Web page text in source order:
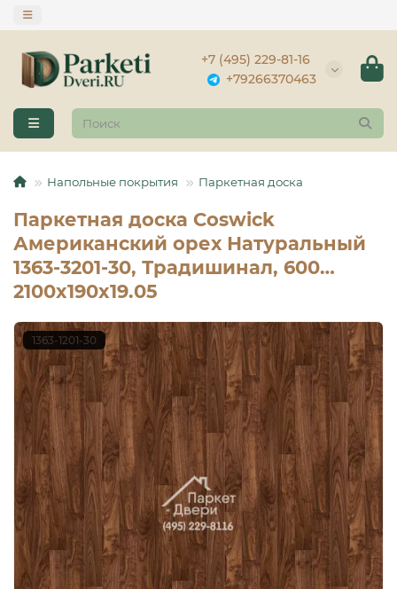
+7 (495) 229-81-16
+79266370463
Напольные покрытия Паркетная доска
Паркетная доска Coswick
Американский орех Натуральный
1363-3201-30, Традишинал, 600…
2100x190x19.05
1363-1201-30